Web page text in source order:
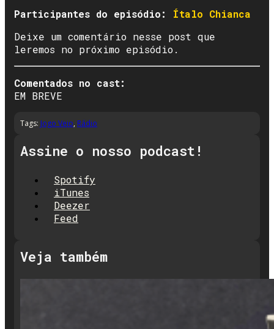
Participantes do episódio: Ítalo Chianca
Deixe um comentário nesse post que
leremos no próximo episódio.
Comentados no cast:
EM BREVE
Tags: Jogo Veio, Rádio
Assine o nosso podcast!
Spotify
iTunes
Deezer
Feed
Veja também